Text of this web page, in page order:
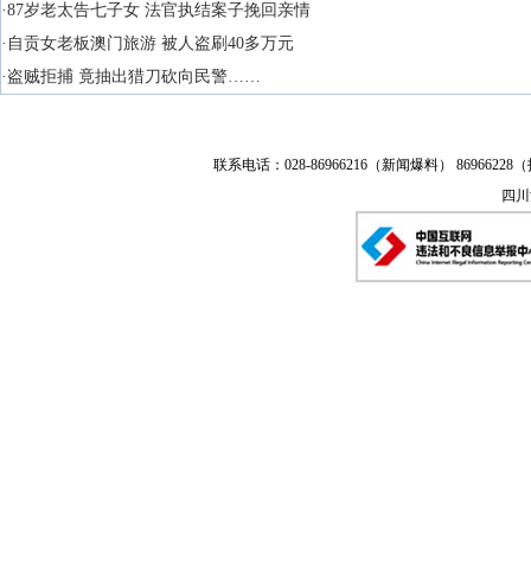
·87岁老太告七子女 法官执结案子挽回亲情
·自贡女老板澳门旅游 被人盗刷40多万元
·盗贼拒捕 竟抽出猎刀砍向民警……
联系电话：028-86966216（新闻爆料） 86966228
四